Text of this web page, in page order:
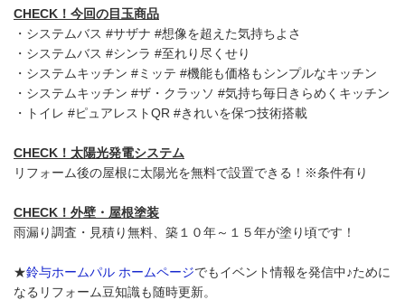
CHECK！今回の目玉商品
・システムバス #サザナ #想像を超えた気持ちよさ
・システムバス #シンラ #至れり尽くせり
・システムキッチン #ミッテ #機能も価格もシンプルなキッチン
・システムキッチン #ザ・クラッソ #気持ち毎日きらめくキッチン
・トイレ #ピュアレストQR #きれいを保つ技術搭載
CHECK！太陽光発電システム
リフォーム後の屋根に太陽光を無料で設置できる！※条件有り
CHECK！外壁・屋根塗装
雨漏り調査・見積り無料、築１０年～１５年が塗り頃です！
★鈴与ホームパル ホームページでもイベント情報を発信中♪ために
なるリフォーム豆知識も随時更新。